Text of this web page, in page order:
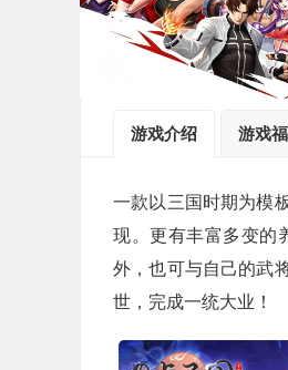
游戏介绍 游戏
一款以三国时期为模
现。更有丰富多变的
外，也可与自己的武
世，完成一统大业！